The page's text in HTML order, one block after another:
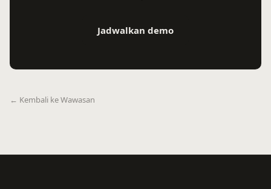
Jadwalkan demo
← Kembali ke Wawasan